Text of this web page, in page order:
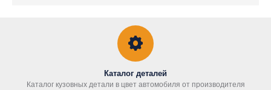
Каталог деталей
Каталог кузовных детали в цвет автомобиля от производителя